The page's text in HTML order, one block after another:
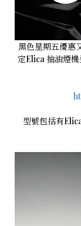
黑色星期五優惠
定Elica 抽油煙
型號包括有